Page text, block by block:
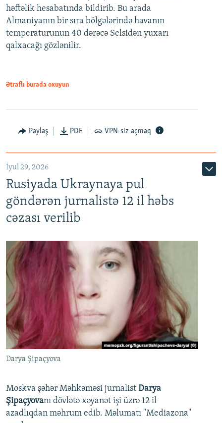
həftəlik hesabatında bildirib. Bu arada
Almaniyanın bir sıra bölgələrində havanın
temperaturunun 40 dərəcə Selsidən yuxarı
qalxacağı gözlənilir.
Ətraflı burada oxuyun
Paylaş PDF VPN-siz açmaq
İyul 29, 2026
Rusiyada Ukraynaya pul
göndərən jurnalistə 12 il həbs
cəzası verilib
Darya Şipaçyova
Moskva şəhər Məhkəməsi jurnalist Darya
Şipaçyovanı dövlətə xəyanət işi üzrə 12 il
azadlıqdan məhrum edib. Məlumatı "Mediazona"